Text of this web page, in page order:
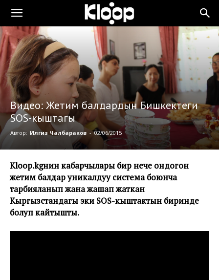
Видео: Жетим балдардын Бишкектеги
SOS-кыштагы
Автор: Илгиз Чалбараков - 02/06/2015
Kloop.kgнин кабарчылары бир нече ондогон
жетим балдар уникалдуу система боюнча
тарбияланып жана жашап жаткан
Кыргызстандагы эки SOS-кыштактын биринде
болуп кайтышты.